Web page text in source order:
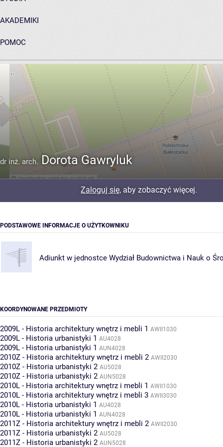
AKADEMIKI
POMOC
ARCHIWUM PRAC DYPLOMOWYCH
dr inż. arch. Dorota Gawryluk
Zaloguj się, aby zobaczyć więcej.
PODSTAWOWE INFORMACJE O UŻYTKOWNIKU
Adiunkt w jednostce Wydział Budownictwa i Nauk o
KOORDYNOWANE PRZEDMIOTY
2009L - Historia architektury wnętrz i mebli 1 AWII1030
2009L - Historia urbanistyki 1 AU4028
2009L - Historia urbanistyki 1 AUN4028
2010Z - Historia architektury wnętrz i mebli 2 AWII2030
2010Z - Historia urbanistyki 2 AU5028
2010Z - Historia urbanistyki 2 AUN5028
2010L - Historia architektury wnętrz i mebli 1 AWII1030
2010L - Historia architektury wnętrz i mebli 3 AWII3030
2010L - Historia urbanistyki 1 AU4028
2010L - Historia urbanistyki 1 AUN4028
2011Z - Historia architektury wnętrz i mebli 2 AWII2030
2011Z - Historia urbanistyki 2 AU5028
2011Z - Historia urbanistyki 2 AUN5028